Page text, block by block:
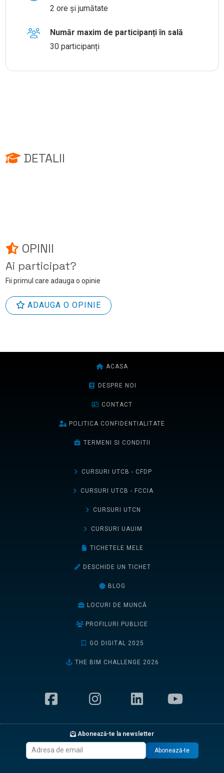
2 ore și jumătate
Număr maxim de participanți în sală
30 participanți
DETALII
OPINII
Ai participat?
Fii primul care adauga o opinie
ADAUGA O OPINIE
ACASA
DESPRE NOI
CONTACT
POLITICA CONFIDENTIALITATE
TERMENI SI CONDITII
CURSURI UTCB - CFDP
CURSURI UTCB - FCCIA
CURSURI UTCN
CURSURI UAUIM
TICHETELE MELE
DESCHIDE UN TICHET
BLOG
LOCURI DE MUNCĂ
PROFILURI PUBLICE
GO DIGITAL 2025
THE BIM CHALLENGE 2026
Abonează-te la newsletter
Abonează-te